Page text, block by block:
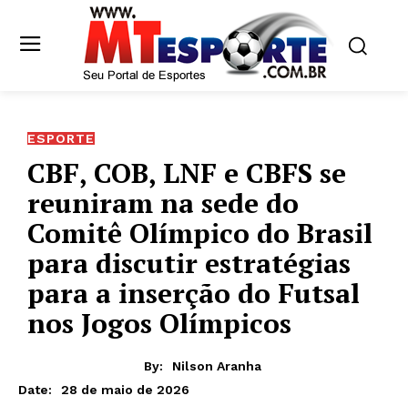
ESPORTE
CBF, COB, LNF e CBFS se
reuniram na sede do
Comitê Olímpico do Brasil
para discutir estratégias
para a inserção do Futsal
nos Jogos Olímpicos
By:
Nilson Aranha
Date:
28 de maio de 2026